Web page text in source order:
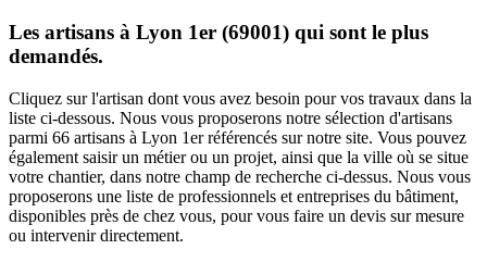
Les artisans à Lyon 1er (69001) qui sont le plus
demandés.
Cliquez sur l'artisan dont vous avez besoin pour vos travaux dans la
liste ci-dessous. Nous vous proposerons notre sélection d'artisans
parmi 66 artisans à Lyon 1er référencés sur notre site. Vous pouvez
également saisir un métier ou un projet, ainsi que la ville où se situe
votre chantier, dans notre champ de recherche ci-dessus. Nous vous
proposerons une liste de professionnels et entreprises du bâtiment,
disponibles près de chez vous, pour vous faire un devis sur mesure
ou intervenir directement.